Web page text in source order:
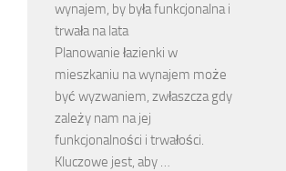
wynajem, by była funkcjonalna i
trwała na lata
Planowanie łazienki w
mieszkaniu na wynajem może
być wyzwaniem, zwłaszcza gdy
zależy nam na jej
funkcjonalności i trwałości.
Kluczowe jest, aby …